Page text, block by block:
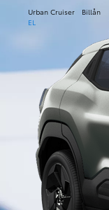
Urban Cruiser
EL
Billån